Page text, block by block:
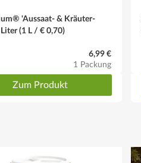
'Aussaat- & Kräuter-
Liter (1 L / € 0,70)
6,99 €
1 Packung
Zum Produkt